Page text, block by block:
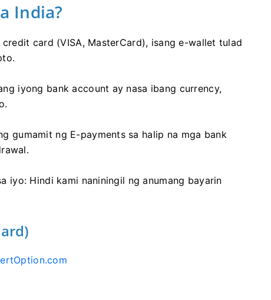
India?
card (VISA, MasterCard), isang e-wallet tulad
iyong bank account ay nasa ibang currency,
gumamit ng E-payments sa halip na mga bank
iyo: Hindi kami naniningil ng anumang bayarin